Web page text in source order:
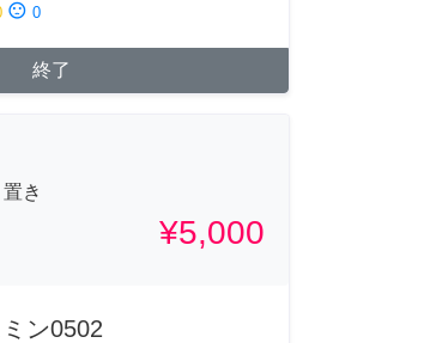
sentiment_dissatisfied 0
終了
き
¥5,000
ン0502